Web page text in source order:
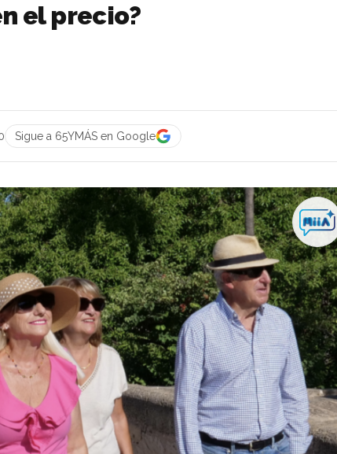
el precio?
Sigue a 65YMÁS en Google